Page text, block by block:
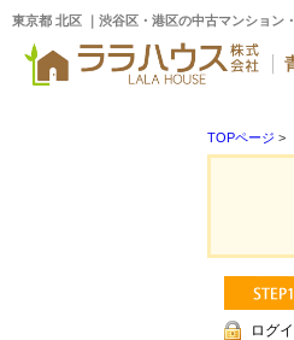
東京都 北区 ｜渋谷区・港区の中古マンション
TOPページ >
ログ